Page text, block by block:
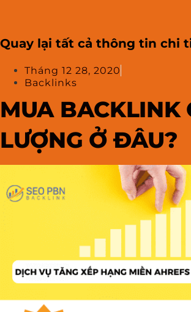
Quay lại tất cả thông tin chi
Tháng 12 28, 2020
Backlinks
MUA BACKLINK
LƯỢNG Ở ĐÂU?